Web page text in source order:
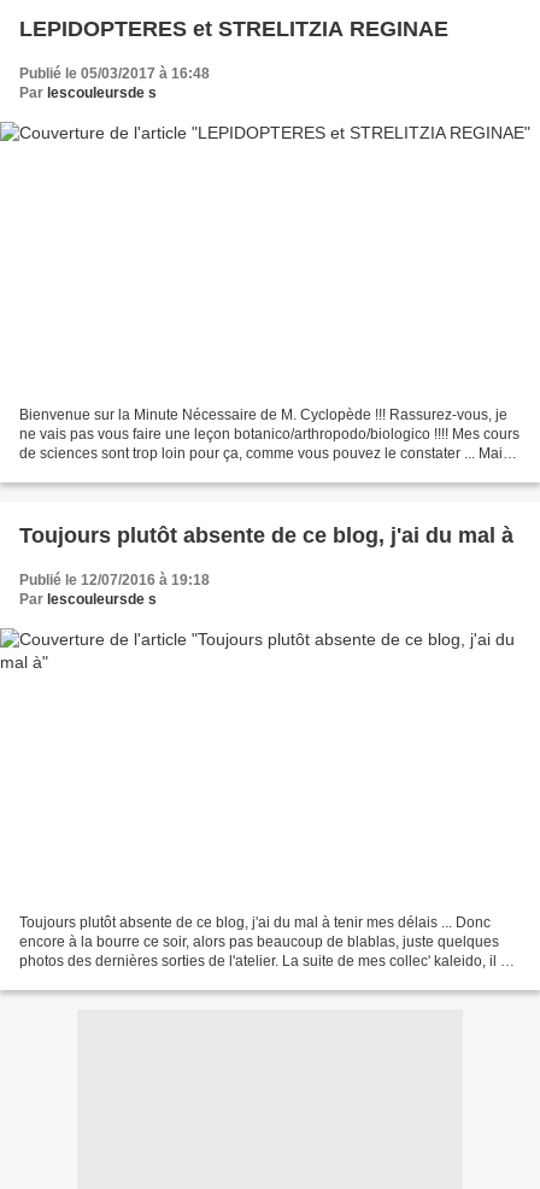
LEPIDOPTERES et STRELITZIA REGINAE
Publié le 05/03/2017 à 16:48
Par lescouleursde s
Bienvenue sur la Minute Nécessaire de M. Cyclopède !!! Rassurez-vous, je
ne vais pas vous faire une leçon botanico/arthropodo/biologico !!!! Mes cours
de sciences sont trop loin pour ça, comme vous pouvez le constater ... Mais
Toujours plutôt absente de ce blog, j'ai du mal à
Publié le 12/07/2016 à 19:18
Par lescouleursde s
Toujours plutôt absente de ce blog, j'ai du mal à tenir mes délais ... Donc
encore à la bourre ce soir, alors pas beaucoup de blablas, juste quelques
photos des dernières sorties de l'atelier. La suite de mes collec' kaleido, il me